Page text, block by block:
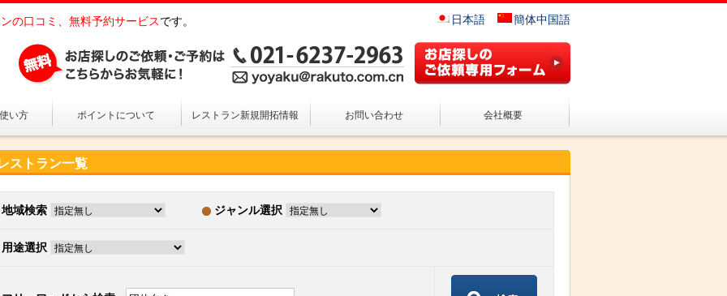
日本語 簡体中国語
の口コミ、無料予約サービスです。
い方 ポイントについて レストラン新規開拓情報 お問い合わせ 会社概要
ストラン一覧
地域検索 ジャンル選択
用途選択